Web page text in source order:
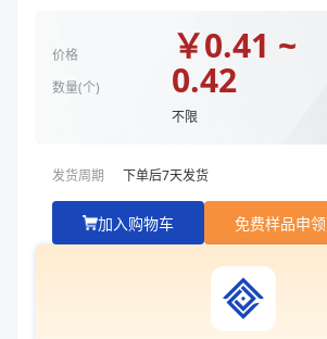
商品图片价格
数量(个)
￥0.41 ~
0.42
不限
发货周期 下单后7天发货
加入购物车 免费样品申领